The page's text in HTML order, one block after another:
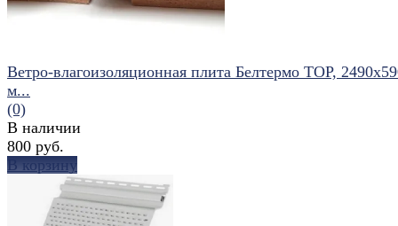
Ветро-влагоизоляционная плита Белтермо TOP,
м...
(0)
В наличии
800 руб.
В корзину